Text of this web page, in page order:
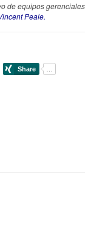
de equipos gerenciales
Peale.